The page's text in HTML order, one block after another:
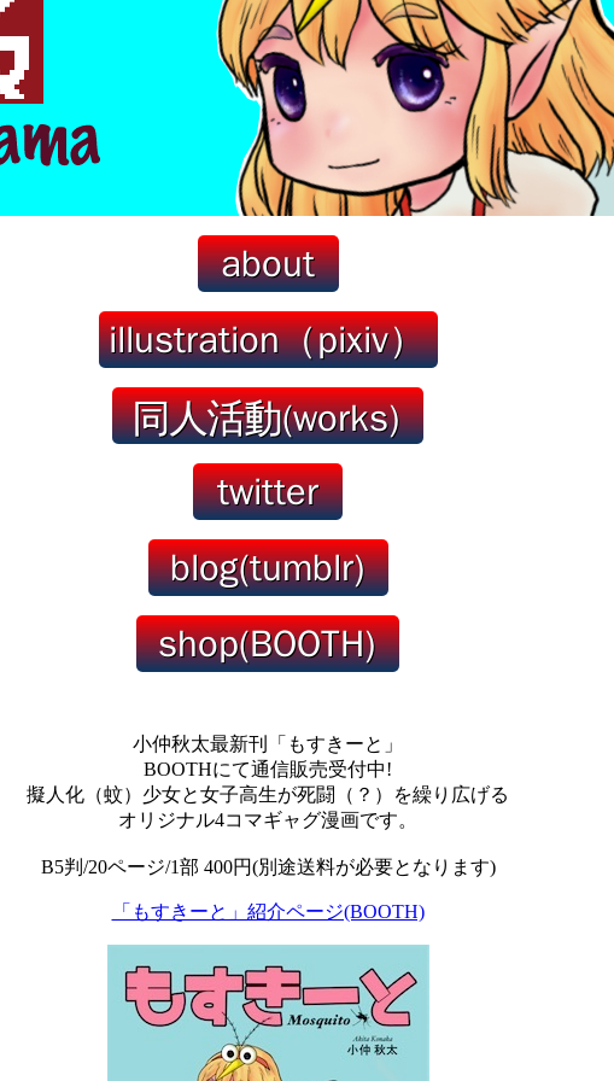
小仲秋太最新刊「もすきーと」
BOOTHにて通信販売受付中!
擬人化（蚊）少女と女子高生が死闘（？）を繰り広げる
オリジナル4コマギャグ漫画です。
B5判/20ページ/1部 400円(別途送料が必要となります)
「もすきーと」紹介ページ(BOOTH)